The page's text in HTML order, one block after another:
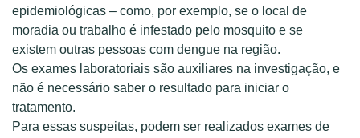
epidemiológicas – como, por exemplo, se o local de
moradia ou trabalho é infestado pelo mosquito e se
existem outras pessoas com dengue na região.
Os exames laboratoriais são auxiliares na investigação, e
não é necessário saber o resultado para iniciar o
tratamento.
Para essas suspeitas, podem ser realizados exames de